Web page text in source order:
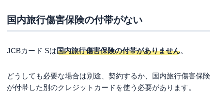
国内旅行傷害保険の付帯がない
JCBカード Sは国内旅行傷害保険の付帯がありません。
どうしても必要な場合は別途、契約するか、国内旅行傷害保険
が付帯した別のクレジットカードを使う必要があります。